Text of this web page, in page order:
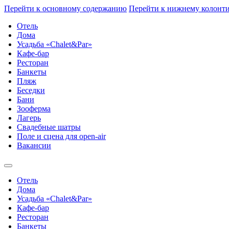
Перейти к основному содержанию Перейти к нижнему
Отель
Дома
Усадьба «Chalet&Par»
Кафе-бар
Ресторан
Банкеты
Пляж
Беседки
Бани
Зооферма
Лагерь
Свадебные шатры
Поле и сцена для open-air
Вакансии
Отель
Дома
Усадьба «Chalet&Par»
Кафе-бар
Ресторан
Банкеты